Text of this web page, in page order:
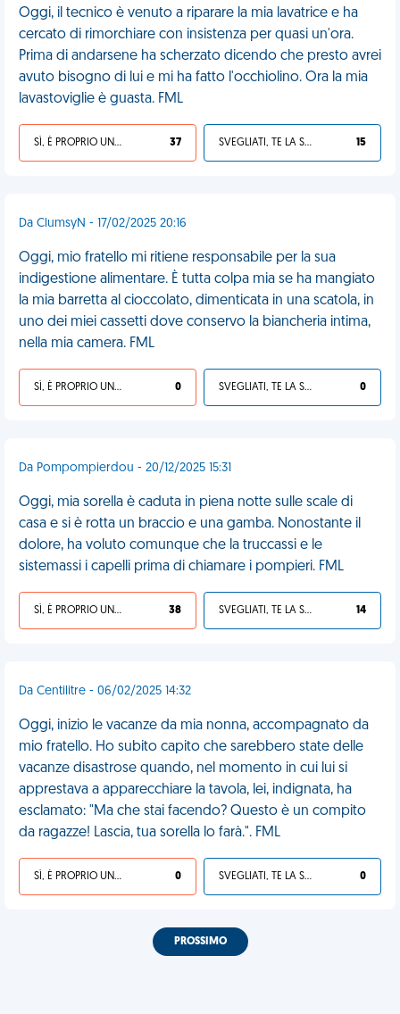
Oggi, il tecnico è venuto a riparare la mia lavatrice e ha
cercato di rimorchiare con insistenza per quasi un'ora.
Prima di andarsene ha scherzato dicendo che presto avrei
avuto bisogno di lui e mi ha fatto l'occhiolino. Ora la mia
lavastoviglie è guasta. FML
SÌ, È PROPRIO UNA VDM! 37 SVEGLIATI, TE LA SEI CERCATA! 15
Da ClumsyN - 17/02/2025 20:16
Oggi, mio fratello mi ritiene responsabile per la sua
indigestione alimentare. È tutta colpa mia se ha mangiato
la mia barretta al cioccolato, dimenticata in una scatola, in
uno dei miei cassetti dove conservo la biancheria intima,
nella mia camera. FML
SÌ, È PROPRIO UNA VDM! 0 SVEGLIATI, TE LA SEI CERCATA! 0
Da Pompompierdou - 20/12/2025 15:31
Oggi, mia sorella è caduta in piena notte sulle scale di
casa e si è rotta un braccio e una gamba. Nonostante il
dolore, ha voluto comunque che la truccassi e le
sistemassi i capelli prima di chiamare i pompieri. FML
SÌ, È PROPRIO UNA VDM! 38 SVEGLIATI, TE LA SEI CERCATA! 14
Da Centilitre - 06/02/2025 14:32
Oggi, inizio le vacanze da mia nonna, accompagnato da
mio fratello. Ho subito capito che sarebbero state delle
vacanze disastrose quando, nel momento in cui lui si
apprestava a apparecchiare la tavola, lei, indignata, ha
esclamato: "Ma che stai facendo? Questo è un compito
da ragazze! Lascia, tua sorella lo farà.". FML
SÌ, È PROPRIO UNA VDM! 0 SVEGLIATI, TE LA SEI CERCATA! 0
PROSSIMO